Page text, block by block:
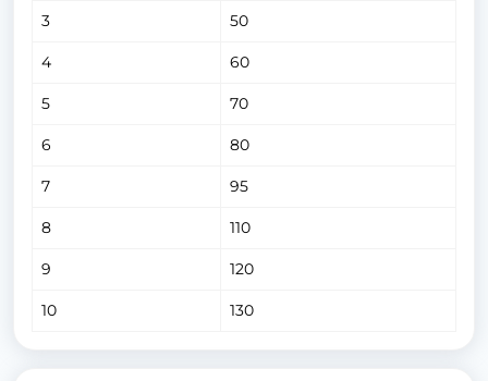
3 50
4 60
5 70
6 80
7 95
8 110
9 120
10 130